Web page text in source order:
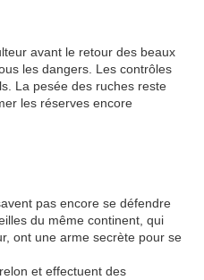
avant le retour des beaux
les dangers. Les contrôles
La pesée des ruches reste
les réserves encore
pas encore se défendre
du même continent, qui
ont une arme secrète pour se
et effectuent des